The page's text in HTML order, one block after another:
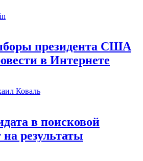
президента США
в Интернете
Коваль
в поисковой
результаты